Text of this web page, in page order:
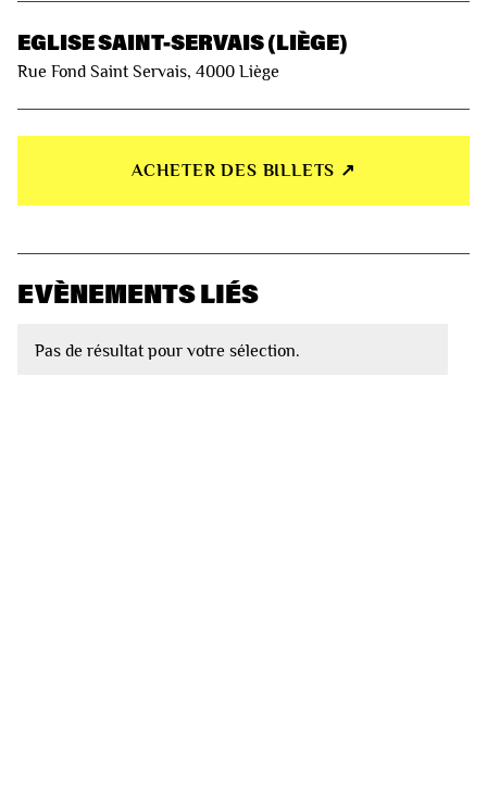
EGLISE SAINT-SERVAIS (LIÈGE)
Rue Fond Saint Servais, 4000 Liège
ACHETER DES BILLETS ↗︎
EVÈNEMENTS LIÉS
Pas de résultat pour votre sélection.